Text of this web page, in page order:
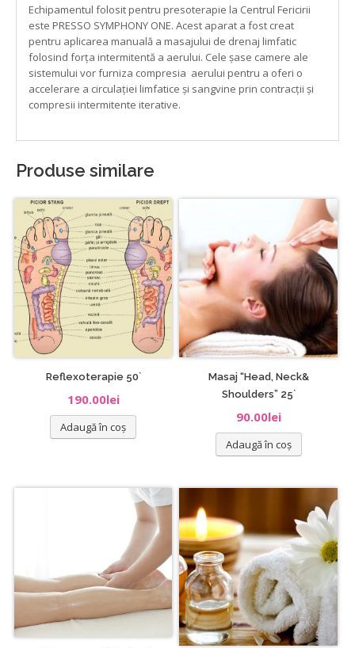
Echipamentul folosit pentru presoterapie la Centrul Fericirii
este PRESSO SYMPHONY ONE. Acest aparat a fost creat
pentru aplicarea manuală a masajului de drenaj limfatic
folosind forța intermitentă a aerului. Cele șase camere ale
sistemului vor furniza compresia aerului pentru a oferi o
accelerare a circulației limfatice și sangvine prin contracții și
compresii intermitente iterative.
Produse similare
Reflexoterapie 50`
190.00lei
Adaugă în coș
Masaj “Head, Neck&
Shoulders” 25`
90.00lei
Adaugă în coș